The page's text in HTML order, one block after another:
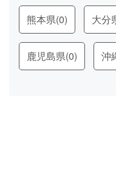
熊本県(0) 大分
鹿児島県(0) 沖